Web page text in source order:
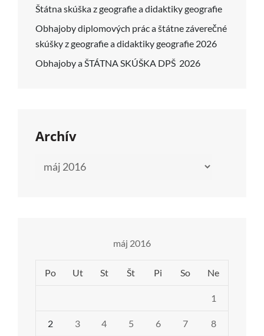
Štátna skúška z geografie a didaktiky geografie
Obhajoby diplomových prác a štátne záverečné
skúšky z geografie a didaktiky geografie 2026
Obhajoby a ŠTÁTNA SKÚŠKA DPŠ 2026
Archív
Archív
máj 2016
Po Ut St Št Pi So Ne
1
2 3 4 5 6 7 8